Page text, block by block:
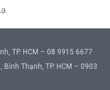
TP. HCM – 08 9915 6677
Bình Thạnh, TP. HCM – 0903